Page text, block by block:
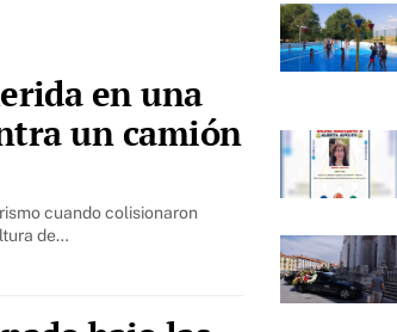
en una
un camión
cuando colisionaron
de…